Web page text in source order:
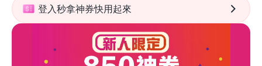
登入秒拿神券快用起來